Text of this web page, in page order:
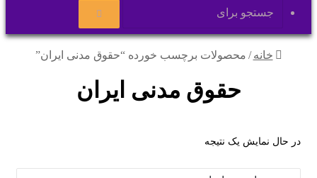
پوسته
جستجو
برای
خانه / محصولات برچسب خورده “حقوق مدنی ایران”
حقوق مدنی ایران
در حال نمایش یک نتیجه